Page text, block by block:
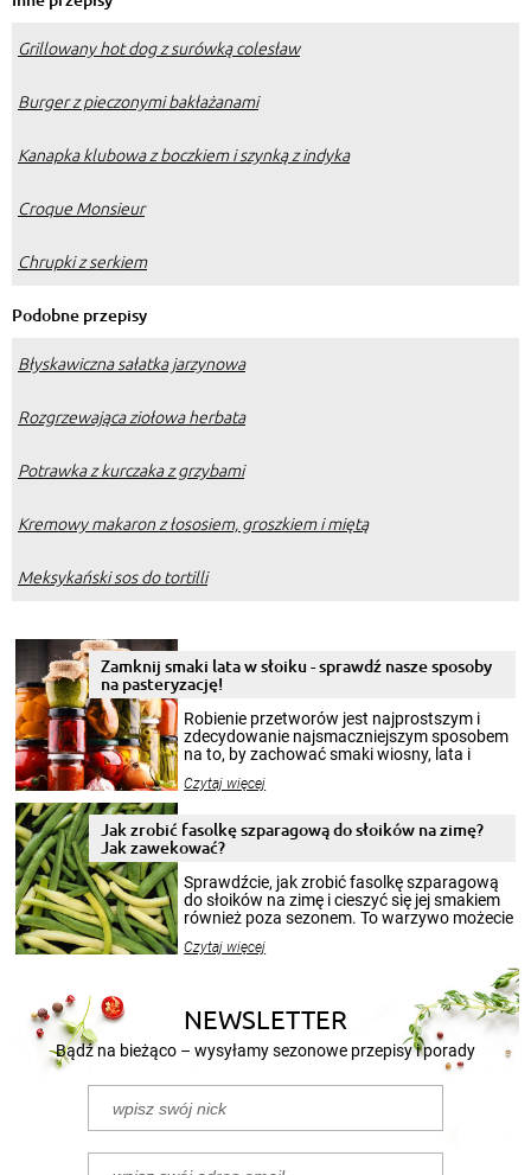
Grillowany hot dog z surówką colesław
Burger z pieczonymi bakłażanami
Kanapka klubowa z boczkiem i szynką z indyka
Croque Monsieur
Chrupki z serkiem
Podobne przepisy
Błyskawiczna sałatka jarzynowa
Rozgrzewająca ziołowa herbata
Potrawka z kurczaka z grzybami
Kremowy makaron z łososiem, groszkiem i miętą
Meksykański sos do tortilli
Zamknij smaki lata w słoiku - sprawdź nasze sposoby
na pasteryzację!
Robienie przetworów jest najprostszym i
zdecydowanie najsmaczniejszym sposobem
na to, by zachować smaki wiosny, lata i
krajobrazów, by cieszyć nimi oko w sezonie
pełni poczuć atmosferę cieplejszych
miesięcy. Przygotowanie słoików ze
patenty, które pozwolą zachować świeżość
przetworów.
Czytaj więcej
Jak zrobić fasolkę szparagową do słoików na zimę?
Jak zawekować?
Sprawdźcie, jak zrobić fasolkę szparagową
do słoików na zimę i cieszyć się jej smakiem
również poza sezonem. To warzywo możecie
nasze propozycje!
Czytaj więcej
NEWSLETTER
Bądź na bieżąco – wysyłamy sezonowe przepisy i porady